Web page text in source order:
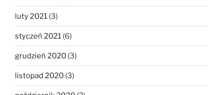
luty 2021 (3)
styczeń 2021 (6)
grudzień 2020 (3)
listopad 2020 (3)